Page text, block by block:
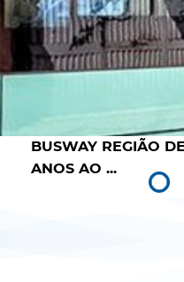
BUSWAY REGIÃO
ANOS AO ...